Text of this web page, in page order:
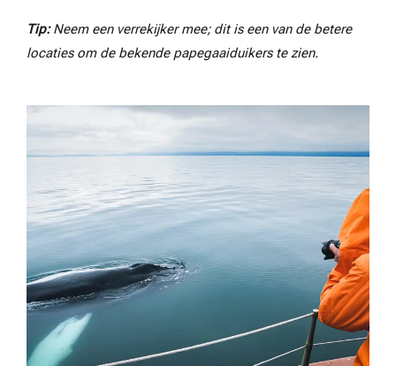
Tip:Neem een verrekijker mee; dit is een van de betere
locaties om de bekende papegaaiduikers te zien.